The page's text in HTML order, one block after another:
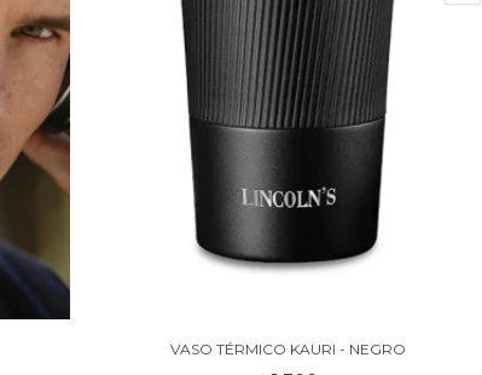
VASO TÉRMICO KAURI - NEGRO